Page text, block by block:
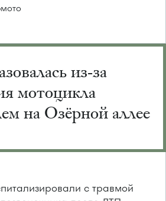
из-за
мотоцикла
на Озёрной аллее
с травмой